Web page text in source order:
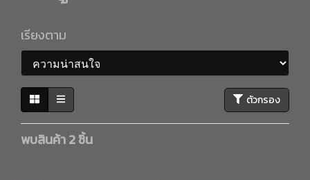
เรียงตาม
ตัวกรอง
พบสินค้า 2 ชิ้น